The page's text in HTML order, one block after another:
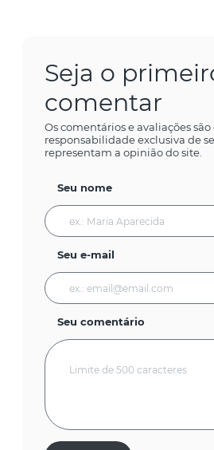
Seja o
comentar
Os comentários e avaliações são
responsabilidade exclusiva de
representam a opinião do site.
Seu nome
Seu e-mail
Seu comentário